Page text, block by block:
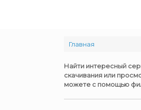
Главная
Найти интересный
скачивания или
можете с помощью